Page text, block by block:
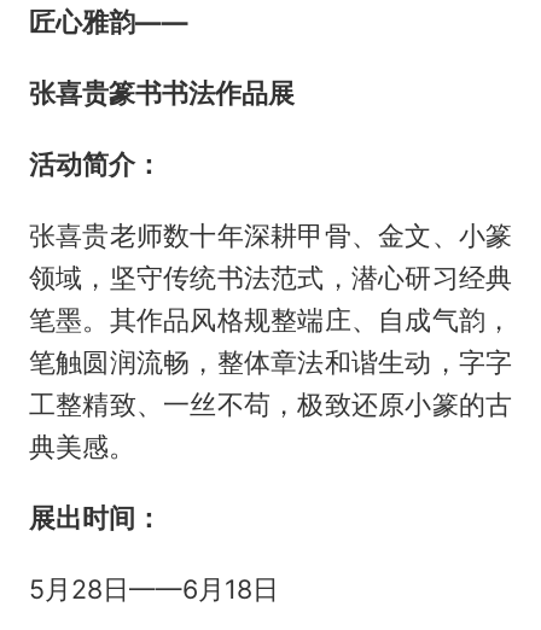
匠心雅韵——
张喜贵篆书书法作品展
活动简介：
张喜贵老师数十年深耕甲骨、金文、小篆
领域，坚守传统书法范式，潜心研习经典
笔墨。其作品风格规整端庄、自成气韵，
笔触圆润流畅，整体章法和谐生动，字字
工整精致、一丝不苟，极致还原小篆的古
典美感。
展出时间：
5月28日——6月18日